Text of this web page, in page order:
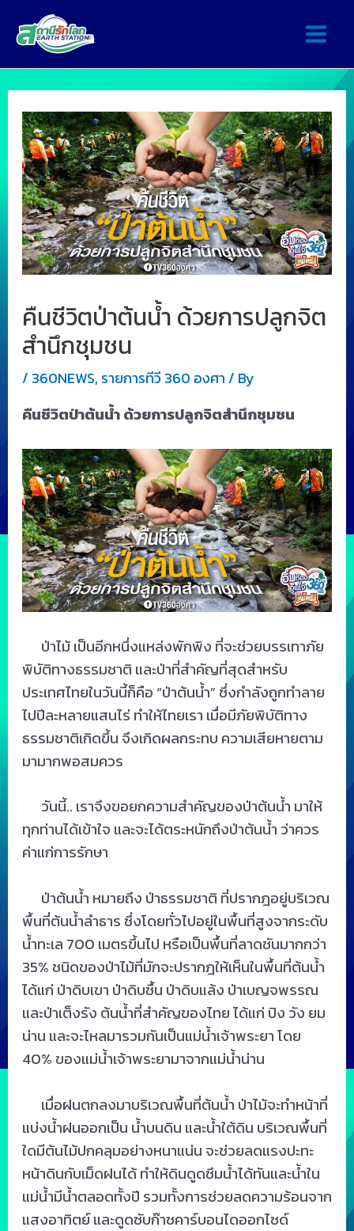
คืนชีวิตป่าต้นน้ำ ด้วยการปลูกจิต
สำนึกชุมชน
/ 360NEWS, รายการทีวี 360 องศา / By
คืนชีวิตป่าต้นน้ำ ด้วยการปลูกจิตสำนึกชุมชน
ป่าไม้ เป็นอีกหนึ่งแหล่งพักพิง ที่จะช่วยบรรเทาภัย
พิบัติทางธรรมชาติ และป่าที่สำคัญที่สุดสำหรับ
ประเทศไทยในวันนี้ก็คือ “ป่าต้นน้ำ” ซึ่งกำลังถูกทำลาย
ไปปีละหลายแสนไร่ ทำให้ไทยเรา เมื่อมีภัยพิบัติทาง
ธรรมชาติเกิดขึ้น จึงเกิดผลกระทบ ความเสียหายตาม
มามากพอสมควร
วันนี้.. เราจึงขอยกความสำคัญของป่าต้นน้ำ มาให้
ทุกท่านได้เข้าใจ และจะได้ตระหนักถึงป่าต้นน้ำ ว่าควร
ค่าแก่การรักษา
ป่าต้นน้ำ หมายถึง ป่าธรรมชาติ ที่ปรากฎอยู่บริเวณ
พื้นที่ต้นน้ำลำธาร ซึ่งโดยทั่วไปอยู่ในพื้นที่สูงจากระดับ
น้ำทะเล 700 เมตรขึ้นไป หรือเป็นพื้นที่ลาดชันมากกว่า
35% ชนิดของป่าไม้ที่มักจะปรากฎให้เห็นในพื้นที่ต้นน้ำ
ได้แก่ ป่าดิบเขา ป่าดิบชื้น ป่าดิบแล้ง ป่าเบญจพรรณ
และป่าเต็งรัง ต้นน้ำที่สำคัญของไทย ได้แก่ ปิง วัง ยม
น่าน และจะไหลมารวมกันเป็นแม่น้ำเจ้าพระยา โดย
40% ของแม่น้ำเจ้าพระยามาจากแม่น้ำน่าน
เมื่อฝนตกลงมาบริเวณพื้นที่ต้นน้ำ ป่าไม้จะทำหน้าที่
แบ่งน้ำฝนออกเป็น น้ำบนดิน และน้ำใต้ดิน บริเวณพื้นที่
ใดมีต้นไม้ปกคลุมอย่างหนาแน่น จะช่วยลดแรงปะทะ
หน้าดินกับเม็ดฝนได้ ทำให้ดินดูดซึมน้ำได้ทันและน้ำใน
แม่น้ำมีน้ำตลอดทั้งปี รวมทั้งการช่วยลดความร้อนจาก
แสงอาทิตย์ และดูดซับก๊าซคาร์บอนไดออกไซด์